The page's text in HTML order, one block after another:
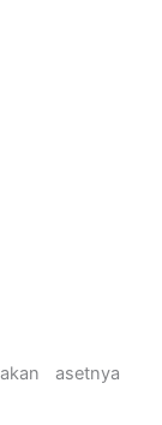
asetnya